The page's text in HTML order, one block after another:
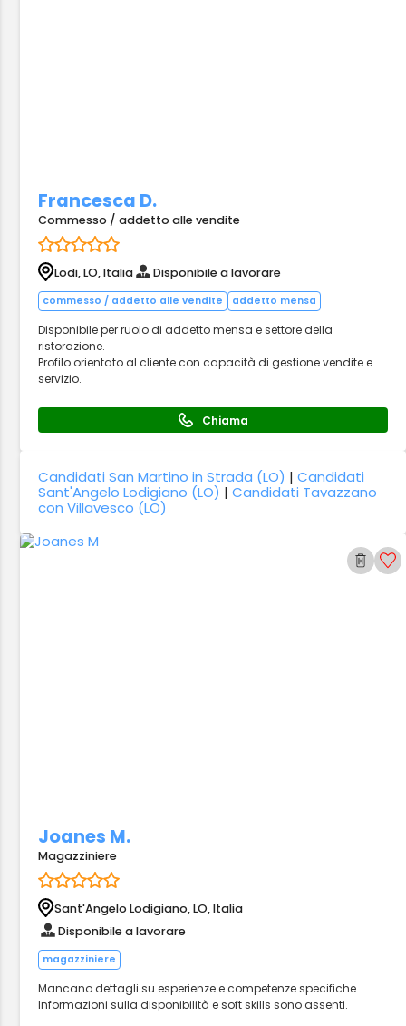
Francesca D.
Commesso / addetto alle vendite
Lodi, LO, Italia Disponibile a lavorare
commesso / addetto alle vendite addetto mensa
Disponibile per ruolo di addetto mensa e settore della
ristorazione.
Profilo orientato al cliente con capacità di gestione vendite e
servizio.
Chiama
Candidati San Martino in Strada (LO) |Candidati
Sant'Angelo Lodigiano (LO) |Candidati Tavazzano
con Villavesco (LO)
Joanes M.
Magazziniere
Sant'Angelo Lodigiano, LO, Italia
Disponibile a lavorare
magazziniere
Mancano dettagli su esperienze e competenze specifiche.
Informazioni sulla disponibilità e soft skills sono assenti.